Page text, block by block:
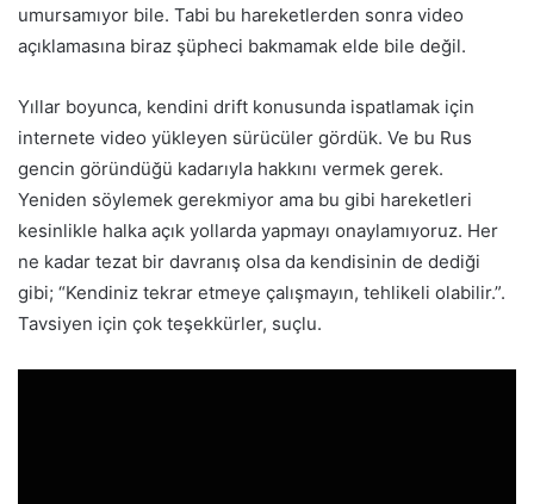
umursamıyor bile. Tabi bu hareketlerden sonra video
açıklamasına biraz şüpheci bakmamak elde bile değil.
Yıllar boyunca, kendini drift konusunda ispatlamak için
internete video yükleyen sürücüler gördük. Ve bu Rus
gencin göründüğü kadarıyla hakkını vermek gerek.
Yeniden söylemek gerekmiyor ama bu gibi hareketleri
kesinlikle halka açık yollarda yapmayı onaylamıyoruz. Her
ne kadar tezat bir davranış olsa da kendisinin de dediği
gibi; “Kendiniz tekrar etmeye çalışmayın, tehlikeli olabilir.”.
Tavsiyen için çok teşekkürler, suçlu.